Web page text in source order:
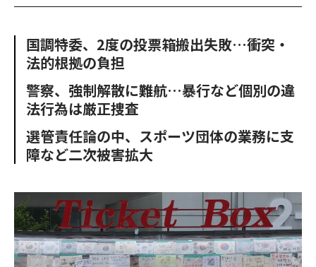
c
o
o
k
i
e
r
o
o
u
o
国調特委、2度の投票箱搬出失敗…衝突・
法的根拠の負担
警察、強制解散に難航…暴行など個別の違
法行為は厳正捜査
選管責任論の中、スポーツ団体の業務に支
障など二次被害拡大